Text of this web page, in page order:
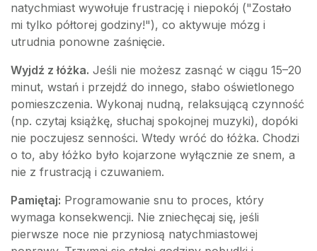
natychmiast wywołuje frustrację i niepokój ("Zostało
mi tylko półtorej godziny!"), co aktywuje mózg i
utrudnia ponowne zaśnięcie.
Wyjdź z łóżka. Jeśli nie możesz zasnąć w ciągu 15–20
minut, wstań i przejdź do innego, słabo oświetlonego
pomieszczenia. Wykonaj nudną, relaksującą czynność
(np. czytaj książkę, słuchaj spokojnej muzyki), dopóki
nie poczujesz senności. Wtedy wróć do łóżka. Chodzi
o to, aby łóżko było kojarzone wyłącznie ze snem, a
nie z frustracją i czuwaniem.
Pamiętaj: Programowanie snu to proces, który
wymaga konsekwencji. Nie zniechęcaj się, jeśli
pierwsze noce nie przyniosą natychmiastowej